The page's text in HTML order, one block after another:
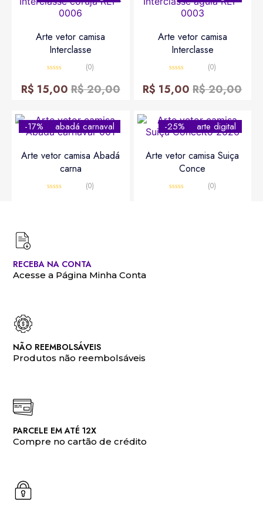
Arte vetor camisa
Interclasse
0
de
(0)
R$20,00
R$ 15,00
Arte vetor camisa
Interclasse
0
de
(0)
R$20,00
R$ 15,00
-17% abadá carnaval
Arte vetor camisa Abadá
carna
(0)
-25% arte digital
Arte vetor camisa Suiça
Conce
(0)
RECEBA NA CONTA
Acesse a Página Minha Conta
NÃO REEMBOLSÁVEIS
Produtos não reembolsáveis
PARCELE EM ATÉ 12X
Compre no cartão de crédito